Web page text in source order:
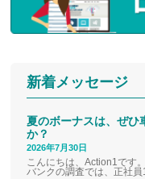
新着メッセージ
夏のボーナスは、ぜひ
か？
2026年7月30日
こんにちは、Action1です
バンクの調査では、正社